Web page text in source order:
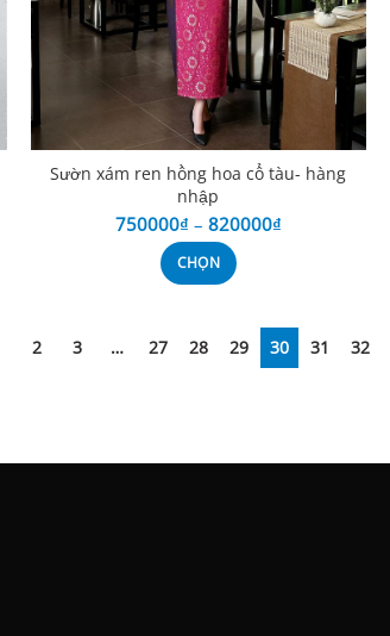
Sườn xám ren hồng hoa cổ tàu- hàng
nhập
750000₫ – 820000₫
CHỌN
2 3 … 27 28 29 30 31 32